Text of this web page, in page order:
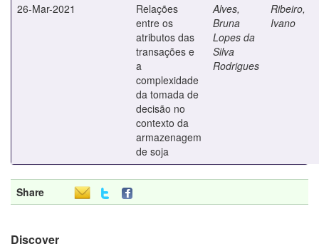
26-Mar-2021
Relações
entre os
atributos das
transações e
a
complexidade
da tomada de
decisão no
contexto da
armazenagem
de soja
Alves,
Bruna
Lopes da
Silva
Rodrigues
Ribeiro,
Ivano
Share
Discover